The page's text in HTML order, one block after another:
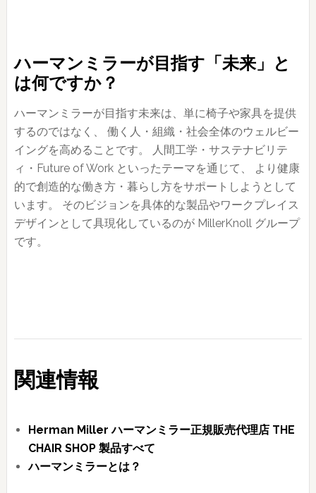
ハーマンミラーが目指す「未来」と
は何ですか？
ハーマンミラーが目指す未来は、単に椅子や家具を提供
するのではなく、 働く人・組織・社会全体のウェルビー
イングを高めることです。 人間工学・サステナビリテ
ィ・Future of Work といったテーマを通じて、 より健康
的で創造的な働き方・暮らし方をサポートしようとして
います。 そのビジョンを具体的な製品やワークプレイス
デザインとして具現化しているのが MillerKnoll グループ
です。
関連情報
Herman Miller ハーマンミラー正規販売代理店 THE
CHAIR SHOP 製品すべて
ハーマンミラーとは？